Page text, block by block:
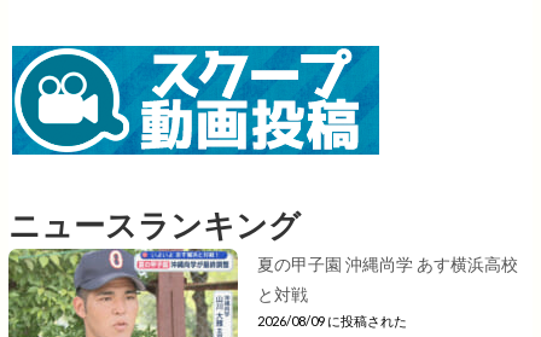
ニュースランキング
夏の甲子園 沖縄尚学 あす横浜高校
と対戦
2026/08/09 に投稿された